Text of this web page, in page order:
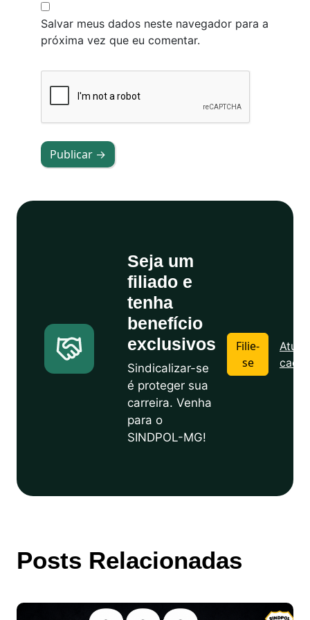
Salvar meus dados neste navegador para a
próxima vez que eu comentar.
Publicar →
Seja um
filiado e
tenha
benefício
exclusivos
Sindicalizar-se
é proteger sua
carreira. Venha
para o
SINDPOL-MG!
Filie-
se
Posts Relacionadas